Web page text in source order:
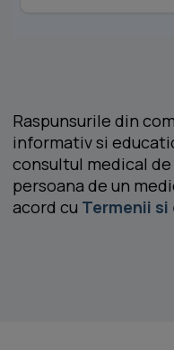
Raspunsurile din
informativ si
consultul medical
persoana de un
acord cu Termenii